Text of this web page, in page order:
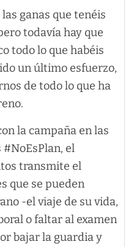
las ganas que tenéis
todavía hay que
todo lo que habéis
un último esfuerzo,
de todo lo que ha
la campaña en las
el
transmite el
que se pueden
-el viaje de su vida,
o faltar al examen
bajar la guardia y